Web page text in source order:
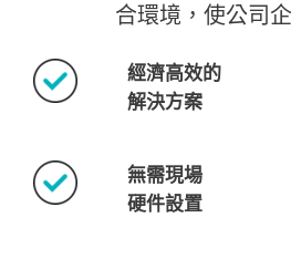
合環境，使公司
經濟高效的
解決方案
無需現場
硬件設置